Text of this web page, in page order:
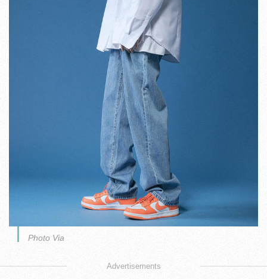
Photo Via
Advertisements